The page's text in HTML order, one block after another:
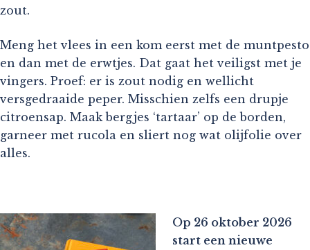
zout.
Meng het vlees in een kom eerst met de muntpesto
en dan met de erwtjes. Dat gaat het veiligst met je
vingers. Proef: er is zout nodig en wellicht
versgedraaide peper. Misschien zelfs een drupje
citroensap. Maak bergjes ‘tartaar’ op de borden,
garneer met rucola en sliert nog wat olijfolie over
alles.
Op 26 oktober 2026
start een nieuwe